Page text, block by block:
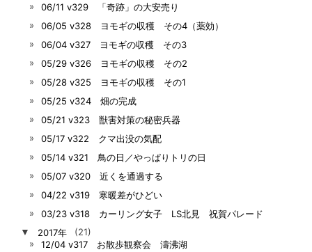
06/11 v329 「奇跡」の大安売り
06/05 v328 ヨモギの収穫 その4（薬効）
06/04 v327 ヨモギの収穫 その3
05/29 v326 ヨモギの収穫 その2
05/28 v325 ヨモギの収穫 その1
05/25 v324 畑の完成
05/21 v323 獣害対策の秘密兵器
05/17 v322 クマ出没の気配
05/14 v321 鳥の日／やっぱりトリの日
05/07 v320 近くを通過する
04/22 v319 寒暖差がひどい
03/23 v318 カーリング女子 LS北見 祝賀パレード
▼
2017年
(21)
12/04 v317 お散歩観察会 濤沸湖